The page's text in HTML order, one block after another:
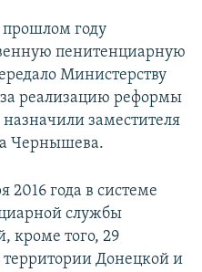
году
пенитенциарную
Министерству
реализацию реформы
заместителя
Чернышева.
2016 года в системе
службы
кроме того, 29
Донецкой и